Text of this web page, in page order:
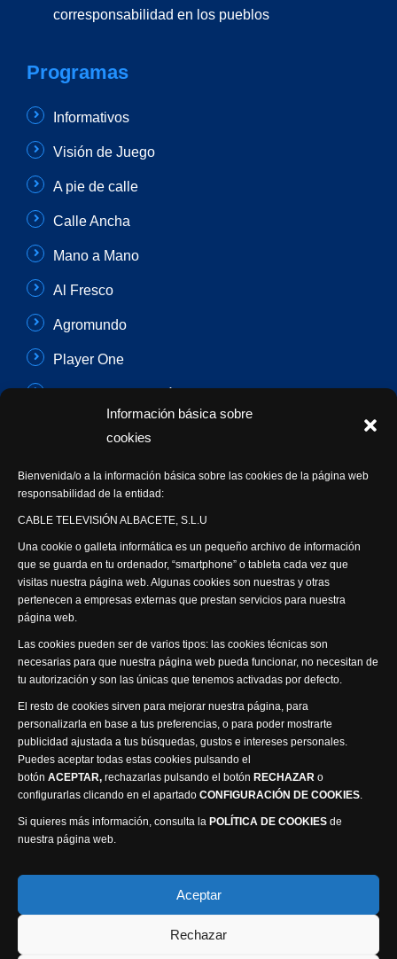
Información básica sobre
cookies
Bienvenida/o a la información básica sobre las cookies de la página web
responsabilidad de la entidad:
CABLE TELEVISIÓN ALBACETE, S.L.U
Una cookie o galleta informática es un pequeño archivo de información
que se guarda en tu ordenador, “smartphone” o tableta cada vez que
visitas nuestra página web. Algunas cookies son nuestras y otras
pertenecen a empresas externas que prestan servicios para nuestra
página web.
Las cookies pueden ser de varios tipos: las cookies técnicas son
necesarias para que nuestra página web pueda funcionar, no necesitan de
tu autorización y son las únicas que tenemos activadas por defecto.
El resto de cookies sirven para mejorar nuestra página, para
personalizarla en base a tus preferencias, o para poder mostrarte
publicidad ajustada a tus búsquedas, gustos e intereses personales.
Puedes aceptar todas estas cookies pulsando el
botón ACEPTAR, rechazarlas pulsando el botón RECHAZAR o
configurarlas clicando en el apartado CONFIGURACIÓN DE COOKIES.
Si quieres más información, consulta la POLÍTICA DE COOKIES de
nuestra página web.
Aceptar
Rechazar
corresponsabilidad en los pueblos
Programas
Informativos
Visión de Juego
A pie de calle
Calle Ancha
Mano a Mano
Al Fresco
Agromundo
Player One
Síguenos
Política de privacidad
Política de cookies
Accesibilidad
Compromiso con la protección de datos personales
Visión Seis Televisión © 2014 Parque Empresarial
Ajusa, Calle 1 nº1, Ctra. Ayora - km 2.2, 02006
Albacete, España - Tel.967 240 648